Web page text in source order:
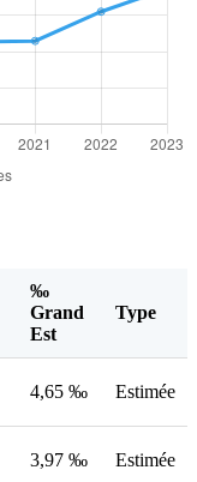
‰
Grand
Est
Type
4,65 ‰ Estimée
3,97 ‰ Estimée